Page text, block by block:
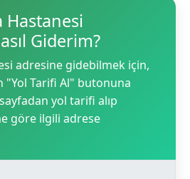
Hastanesi
Giderim?
adresine gidebilmek için,
"Yol Tarifi Al" butonuna
yol tarifi alıp
göre ilgili adrese